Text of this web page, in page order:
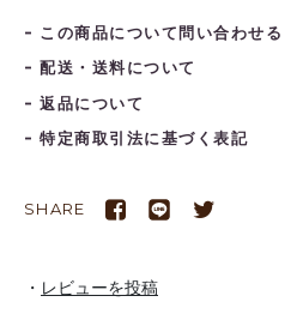
この商品について問い合わせる
配送・送料について
返品について
特定商取引法に基づく表記
SHARE
レビューを投稿